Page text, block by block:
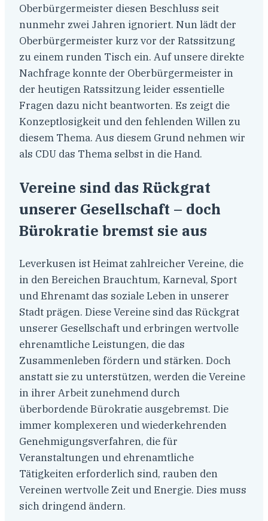
Oberbürgermeister diesen Beschluss seit
nunmehr zwei Jahren ignoriert. Nun lädt der
Oberbürgermeister kurz vor der Ratssitzung
zu einem runden Tisch ein. Auf unsere direkte
Nachfrage konnte der Oberbürgermeister in
der heutigen Ratssitzung leider essentielle
Fragen dazu nicht beantworten. Es zeigt die
Konzeptlosigkeit und den fehlenden Willen zu
diesem Thema. Aus diesem Grund nehmen wir
als CDU das Thema selbst in die Hand.
Vereine sind das Rückgrat
unserer Gesellschaft – doch
Bürokratie bremst sie aus
Leverkusen ist Heimat zahlreicher Vereine, die
in den Bereichen Brauchtum, Karneval, Sport
und Ehrenamt das soziale Leben in unserer
Stadt prägen. Diese Vereine sind das Rückgrat
unserer Gesellschaft und erbringen wertvolle
ehrenamtliche Leistungen, die das
Zusammenleben fördern und stärken. Doch
anstatt sie zu unterstützen, werden die Vereine
in ihrer Arbeit zunehmend durch
überbordende Bürokratie ausgebremst. Die
immer komplexeren und wiederkehrenden
Genehmigungsverfahren, die für
Veranstaltungen und ehrenamtliche
Tätigkeiten erforderlich sind, rauben den
Vereinen wertvolle Zeit und Energie. Dies muss
sich dringend ändern.